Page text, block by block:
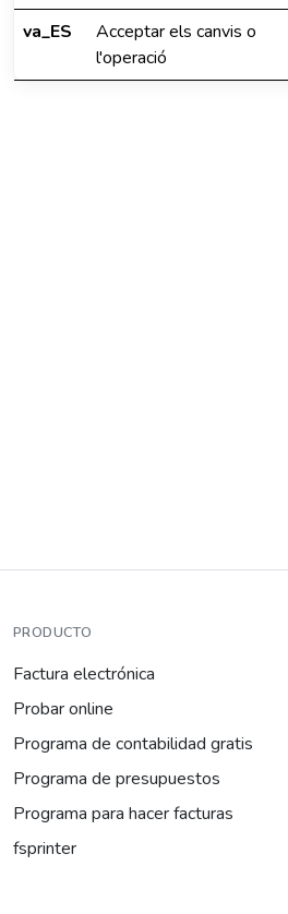
va_ES
Acceptar els canvis o
l'operació
PRODUCTO
Factura electrónica
Probar online
Programa de contabilidad gratis
Programa de presupuestos
Programa para hacer facturas
fsprinter